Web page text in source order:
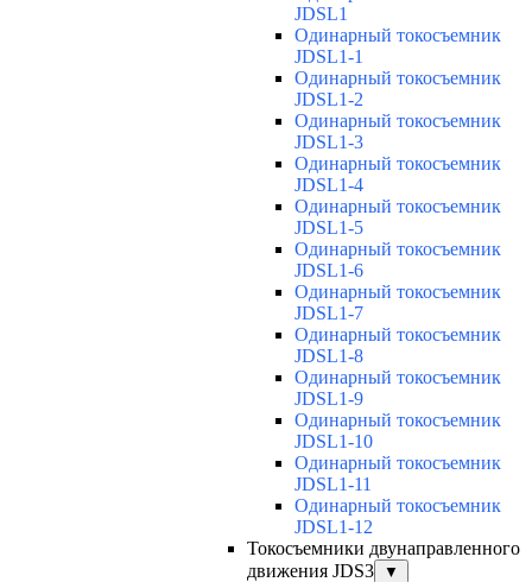
JDSL1
Одинарный токосъемник
JDSL1-1
Одинарный токосъемник
JDSL1-2
Одинарный токосъемник
JDSL1-3
Одинарный токосъемник
JDSL1-4
Одинарный токосъемник
JDSL1-5
Одинарный токосъемник
JDSL1-6
Одинарный токосъемник
JDSL1-7
Одинарный токосъемник
JDSL1-8
Одинарный токосъемник
JDSL1-9
Одинарный токосъемник
JDSL1-10
Одинарный токосъемник
JDSL1-11
Одинарный токосъемник
JDSL1-12
Токосъемники двунаправленного
движения JDS3
▼